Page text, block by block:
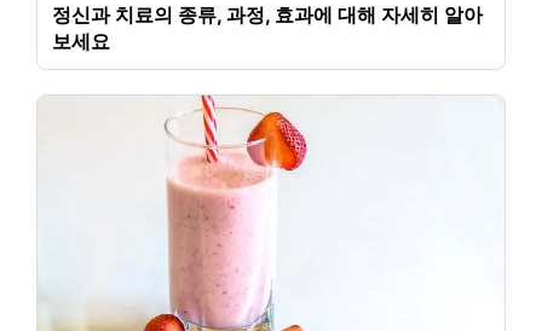
정신과 치료의 종류, 과정, 효과에 대해 자세히 알아
보세요